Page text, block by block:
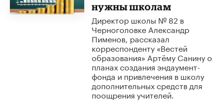
нужны школам
Директор школы № 82 в
Черноголовке Александр
Пименов, рассказал
корреспонденту «Вестей
образования» Артёму Санину о
планах создания эндаумент-
фонда и привлечения в школу
дополнительных средств для
поощрения учителей.